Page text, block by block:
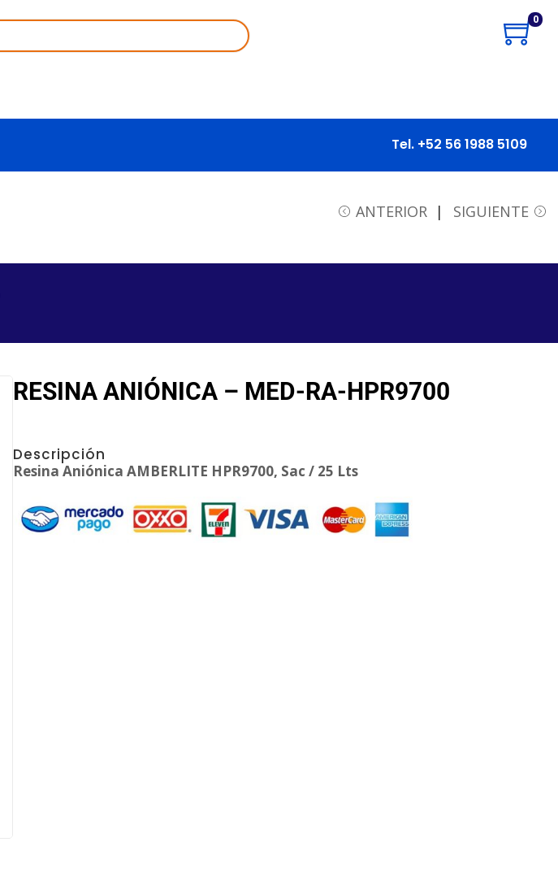
0
Tel. +52 56 1988 5109
ANTERIOR SIGUIENTE
RESINA ANIÓNICA – MED-RA-HPR9700
Descripción
Resina Aniónica AMBERLITE HPR9700, Sac / 25 Lts